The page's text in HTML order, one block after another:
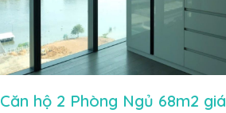
Căn hộ 2 Phòng Ngủ 68m2 giá